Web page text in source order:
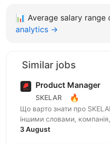
📊 Average salary
analytics →
Similar jobs
Product Manager
SKELAR 🔥
Що варто знати про
іншими словами,
нами фаундери створюють
3 August